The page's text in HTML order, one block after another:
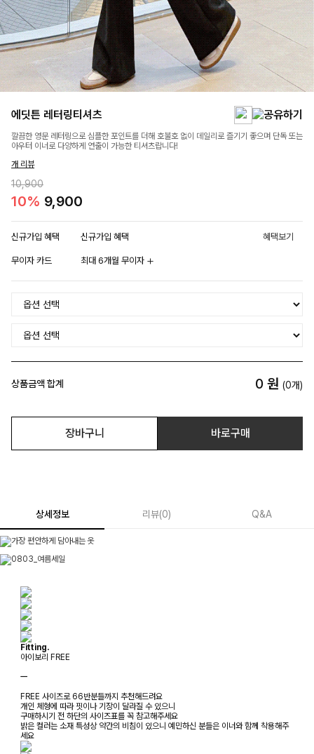
에딧튼 레터링티셔츠
깔끔한 영문 레터링으로 심플한 포인트를 더해 호불호 없이 데일리로 즐기기 좋으며 단독 또는
아우터 이너로 다양하게 연출이 가능한 티셔츠랍니다!
개 리뷰
10,900
10% 9,900
신규가입 혜택 신규가입 혜택 혜택보기
무이자 카드 최대 6개월 무이자
상품금액 합계 0 원 (0개)
장바구니 바로구매
상세정보 리뷰(0) Q&A
Fitting.
아이보리 FREE
ㅡ
FREE 사이즈로 66반분들까지 추천해드려요
개인 체형에 따라 핏이나 기장이 달라질 수 있으니
구매하시기 전 하단의 사이즈표를 꼭 참고해주세요
밝은 컬러는 소재 특성상 약간의 비침이 있으니 예민하신 분들은 이너와 함께 착용해주
세요